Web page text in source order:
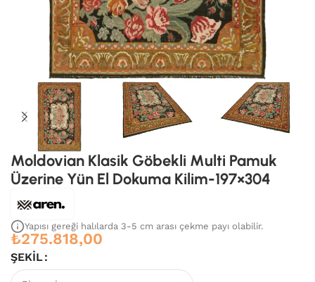
Moldovian Klasik Göbekli Multi Pamuk
Üzerine Yün El Dokuma Kilim-197×304
Yapısı gereği halılarda 3-5 cm arası çekme payı olabilir.
₺275.818,00
ŞEKIL